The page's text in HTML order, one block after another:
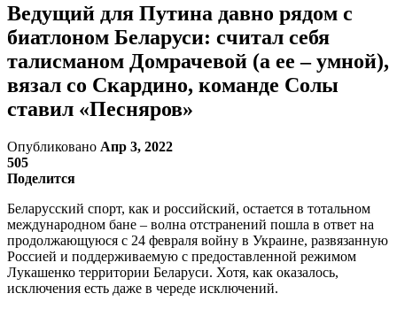
Ведущий для Путина давно рядом с
биатлоном Беларуси: считал себя
талисманом Домрачевой (а ее – умной),
вязал со Скардино, команде Солы
ставил «Песняров»
Опубликовано Апр 3, 2022
505
Поделится
Беларусский спорт, как и российский, остается в тотальном
международном бане – волна отстранений пошла в ответ на
продолжающуюся с 24 февраля войну в Украине, развязанную
Россией и поддерживаемую с предоставленной режимом
Лукашенко территории Беларуси. Хотя, как оказалось,
исключения есть даже в череде исключений.